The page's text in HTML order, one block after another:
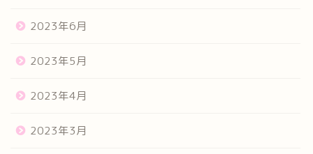
2023年6月
2023年5月
2023年4月
2023年3月